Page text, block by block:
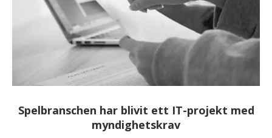
Spelbranschen har blivit ett IT-projekt med
myndighetskrav